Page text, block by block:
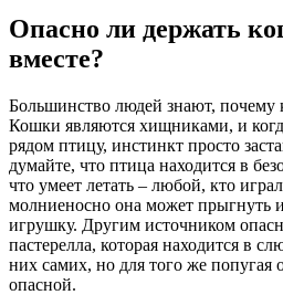
Опасно ли держать
вместе?
Большинство людей знают,
Кошки являются хищниками, и
рядом птицу, инстинкт просто
думайте, что птица находится в
что умеет летать – любой, кто
молниеносно она может прыгнуть
игрушку. Другим источником
пастерелла, которая находится в
них самих, но для того же попугая
опасной.